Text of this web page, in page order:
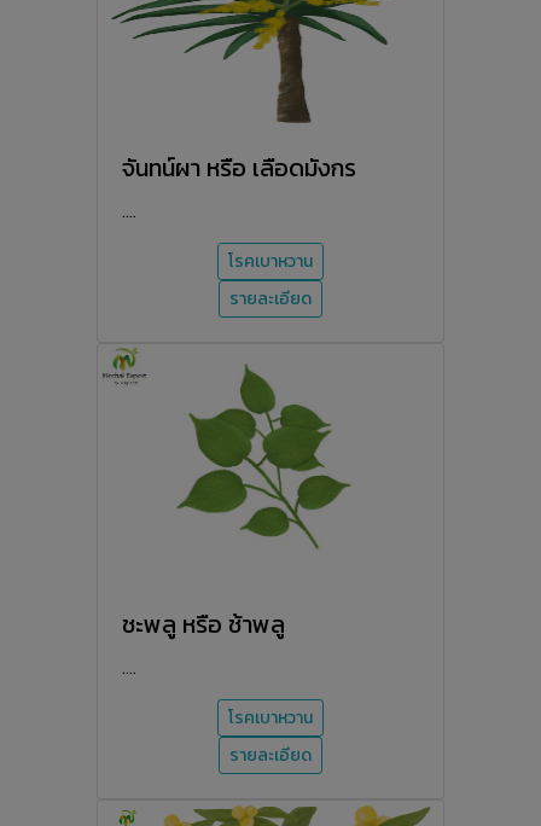
จันทน์ผา หรือ เลือดมังกร
....
โรคเบาหวาน
รายละเอียด
ชะพลู หรือ ช้าพลู
....
โรคเบาหวาน
รายละเอียด